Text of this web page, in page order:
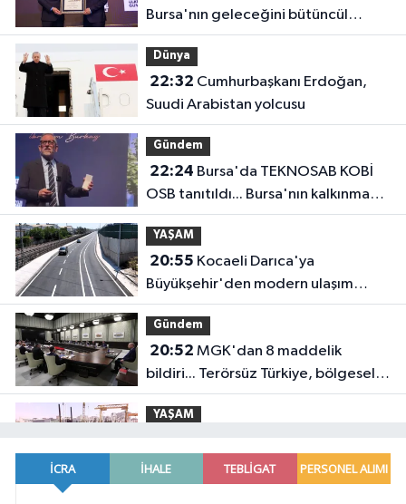
Bursa'nın geleceğini bütüncül
anlayışla planlıyoruz
Dünya
22:32
Suudi Arabistan yolcusu
Gündem
22:24
OSB tanıtıldı... Bursa'nın kalkınma
yolculuğunda yeni dönem
YAŞAM
20:55
Büyükşehir'den modern ulaşım
yatırımı
Gündem
20:52
bildiri... Terörsüz Türkiye, bölgesel
güvenlik ve Gazze mesajı
YAŞAM
gemi